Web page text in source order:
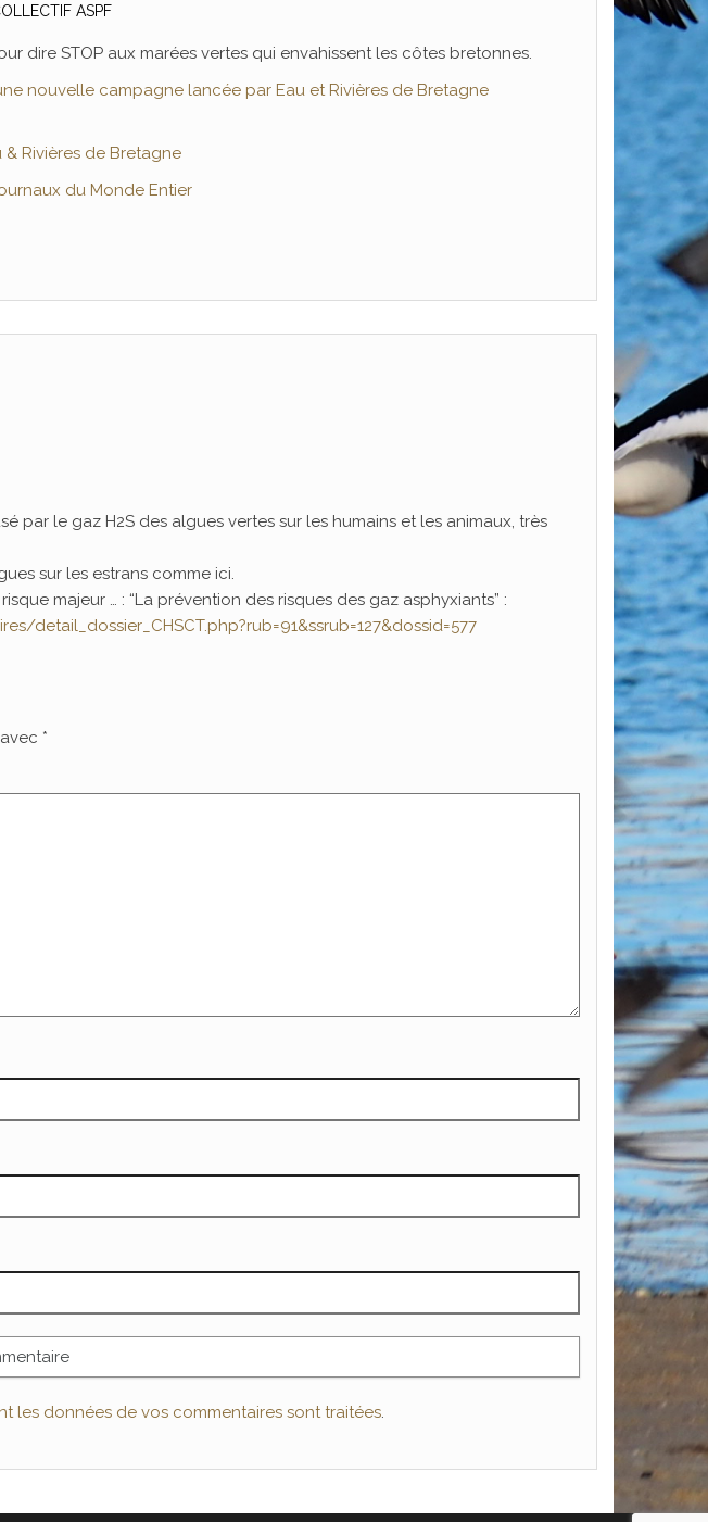
ASPF
dire STOP aux marées vertes qui envahissent les côtes bretonnes.
nouvelle campagne lancée par Eau et Rivières de Bretagne
& Rivières de Bretagne
du Monde Entier
par le gaz H2S des algues vertes sur les humains et les animaux, très
sur les estrans comme ici.
majeur … : “La prévention des risques des gaz asphyxiants” :
*
les données de vos commentaires sont traitées